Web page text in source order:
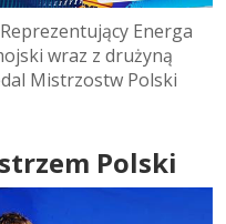
Energa
wraz z drużyną
Mistrzostw Polski
Polski